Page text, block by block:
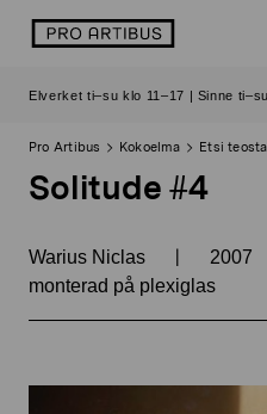
sisältöön
logo
Elverket ti–su klo 11–17 | Sinne
Pro Artibus Kokoelma Etsi teosta
Solitude #4
Warius Niclas | 2007
monterad på plexiglas